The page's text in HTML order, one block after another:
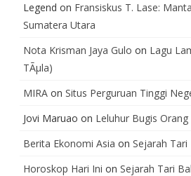
Legend on Fransiskus T. Lase:
Sumatera Utara
Nota Krisman Jaya Gulo on Lagu
TÃµla)
MIRA on Situs Perguruan Tinggi
Jovi Maruao on Leluhur Bugis Orang
Berita Ekonomi Asia on Sejarah
Horoskop Hari Ini on Sejarah Tari